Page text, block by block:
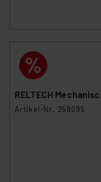
RELTECH
Artikel-Nr. 258095